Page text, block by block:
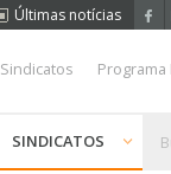
Últimas notícias
Programa
SINDICATOS